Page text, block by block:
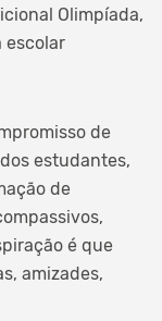
Olimpíada,
escolar
de
estudantes,
de
é que
amizades,